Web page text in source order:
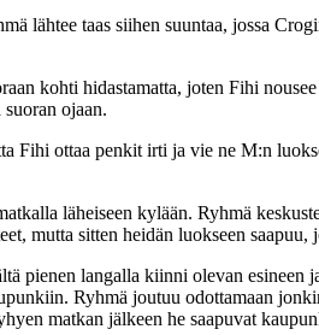
lähtee taas siihen suuntaa, jossa
kohti hidastamatta, joten Fihi
ojaan.
ottaa penkit irti ja vie ne M:n
läheiseen kylään. Ryhmä
mutta sitten heidän luokseen
pienen langalla kiinni olevan esineen
Ryhmä joutuu odottamaan
matkan jälkeen he saapuvat